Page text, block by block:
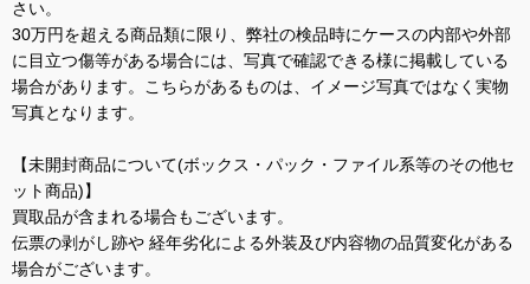
さい。
30万円を超える商品類に限り、弊社の検品時にケースの内部や外部
に目立つ傷等がある場合には、写真で確認できる様に掲載している
場合があります。こちらがあるものは、イメージ写真ではなく実物
写真となります。
【未開封商品について(ボックス・パック・ファイル系等のその他セ
ット商品)】
買取品が含まれる場合もございます。
伝票の剥がし跡や 経年劣化による外装及び内容物の品質変化がある
場合がございます。